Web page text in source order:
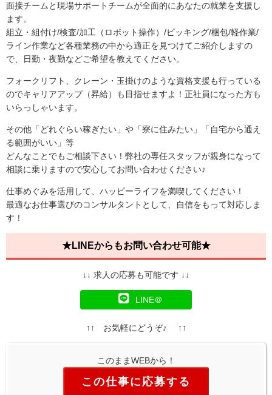
面接チームと現場サポートチームが全面的にあなたの就業を支援し
ます。
組立・組付け/検査/加工（ロボット操作）/ピッキング/梱包/軽作業/
ライン作業など各種業務の中から適正を見つけてご紹介しますの
で、日勤・夜勤などご希望を教えてください。
フォークリフト、クレーン・玉掛けのような資格支援も行っている
のでキャリアアップ（昇給）も目指せますよ！正社員になった方も
いらっしゃいます。
その他「どれぐらい稼ぎたい」や「寮に住みたい」「自宅から通え
る範囲がいい」等
どんなことでもご相談下さい！弊社の専任スタッフが親身になって
相談に乗りますので安心してお問い合わせください♪
仕事めぐみを活用して、ハッピーライフを満喫してください！
最適なお仕事選びのコンサルタントとして、自信をもって対応しま
す！
★LINEからもお問い合わせ可能★
↓↓ 求人の応募も可能です ↓↓
LINE＠
↑↑ お気軽にどうぞ♪ ↑↑
このままWEBから！
この仕事に応募する